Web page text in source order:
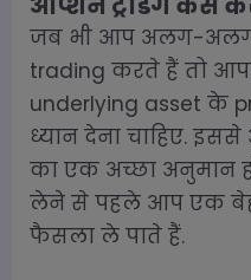
जब भी आप अलग-अलग
trading करते हैं तो
underlying asset के
ध्यान देना चाहिए.
का एक अच्छा अनुमान
लेने से पहले आप एक
फैसला ले पाते हैं.